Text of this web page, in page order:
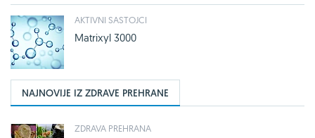
AKTIVNI SASTOJCI
Matrixyl 3000
NAJNOVIJE IZ ZDRAVE PREHRANE
ZDRAVA PREHRANA